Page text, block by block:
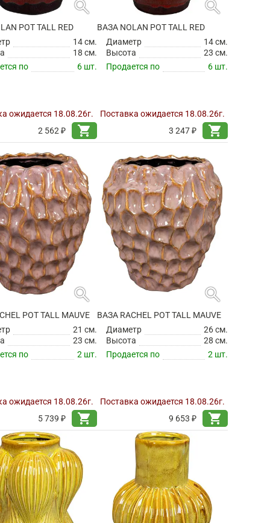
search
POT TALL RED
14 см.
18 см.
по
6 шт.
ожидается 18.08.26г.
2 562 ₽
shopping_cart
search
ВАЗА NOLAN POT TALL RED
Диаметр
14 см.
Высота
23 см.
Продается по
6 шт.
Поставка ожидается 18.08.26г.
3 247 ₽
shopping_cart
search
POT TALL MAUVE
21 см.
23 см.
по
2 шт.
ожидается 18.08.26г.
5 739 ₽
shopping_cart
search
ВАЗА RACHEL POT TALL MAUVE
Диаметр
26 см.
Высота
28 см.
Продается по
2 шт.
Поставка ожидается 18.08.26г.
9 653 ₽
shopping_cart